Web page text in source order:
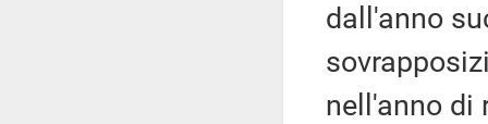
dall'anno
nell'anno di